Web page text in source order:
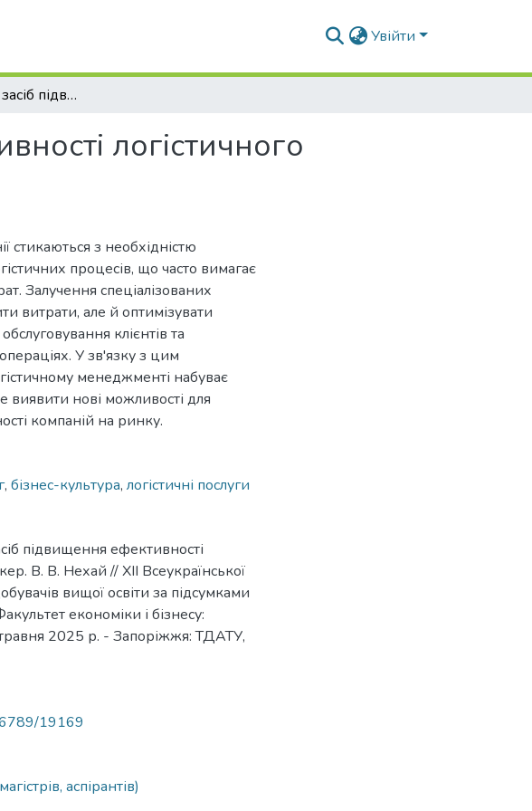
Увійти
Аутсорсинг як засіб підвищення ефективності логістичного менеджменту
логістичного
стикаються з необхідністю
процесів, що часто вимагає
Залучення спеціалізованих
витрати, але й оптимізувати
клієнтів та
У зв'язку з цим
менеджменті набуває
виявити нові можливості для
компаній на ринку.
, бізнес-культура, логістичні послуги
підвищення ефективності
В. В. Нехай // ХІІ Всеукраїнської
вищої освіти за підсумками
економіки і бізнесу:
2025 р. - Запоріжжя: ТДАТУ,
19169
аспірантів)